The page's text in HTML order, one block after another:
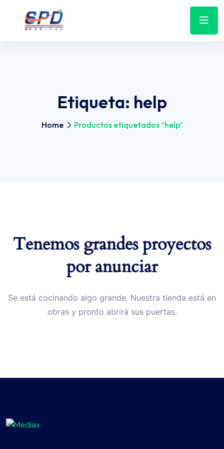
Etiqueta: help
Home Productos etiquetados “help”
Tenemos grandes proyectos
por anunciar
Se está cocinando algo grande. Nuestra tienda está en
obras y pronto abrirá sus puertas.